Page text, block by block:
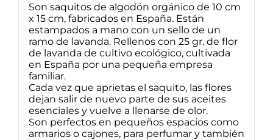
Son saquitos de algodón orgánico de 10 cm
x 15 cm, fabricados en España. Están
estampados a mano con un sello de un
ramo de lavanda. Rellenos con 25 gr. de flor
de lavanda de cultivo ecológico, cultivada
en España por una pequeña empresa
familiar.
Cada vez que aprietas el saquito, las flores
dejan salir de nuevo parte de sus aceites
esenciales y vuelve a llenarse de olor.
Son perfectos en pequeños espacios como
armarios o cajones, para perfumar y también